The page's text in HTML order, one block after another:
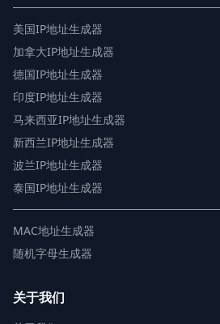
美国IP地址生成器
加拿大IP地址生成器
德国IP地址生成器
印度IP地址生成器
马来西亚IP地址生成器
新西兰IP地址生成器
波兰IP地址生成器
泰国IP地址生成器
MAC地址生成器
随机字母生成器
关于我们